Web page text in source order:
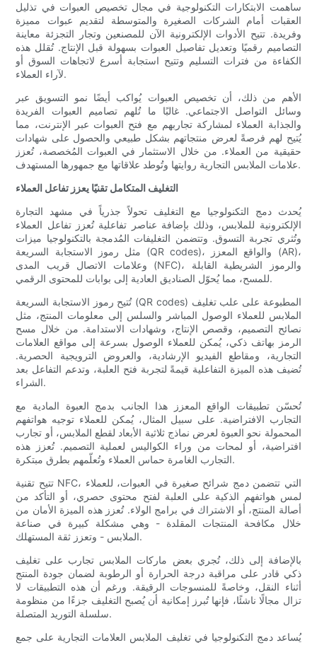
ساهمت الابتكارات التكنولوجية في مجال تخصيص العبوات في تذليل
العقبات أمام الشركات الصغيرة والمتوسطة لتقديم عبوات مميزة
وفريدة. تتيح الأدوات الإلكترونية الآن للمصنعين وتجار التجزئة معاينة
التصاميم رقميًا وتعديل تفاصيل العبوات بسهولة قبل الإنتاج. تُقلل هذه
الكفاءة من فترات التسليم وتتيح استجابة أسرع لاتجاهات السوق أو
لآراء العملاء.
الأهم من ذلك، أن تخصيص العبوات يُواكب أيضًا نمو التسويق عبر
وسائل التواصل الاجتماعي. غالبًا ما تُلهم تصاميم العبوات الفريدة
والجذابة العملاء لمشاركة تجاربهم مع فتح العبوات عبر الإنترنت، مما
يُتيح لهم فرصةً لعرض منتجاتهم بشكل طبيعي والحصول على شهادات
حقيقية من العملاء. من خلال الاستثمار في العبوات المُخصصة، تُعزز
علامات الملابس التجارية روايتها وتُوطد علاقاتها مع جمهورها المستهدف.
التغليف المتكامل تقنيًا يعزز تفاعل العملاء
يُحدث دمج التكنولوجيا مع التغليف تحولاً جذرياً في مشهد التجارة
الإلكترونية للملابس، وذلك بإضافة عناصر تفاعلية تُعزز تفاعل العملاء
وتُثري تجربة التسوق. وتتضمن التغليفات المُدمجة بالتكنولوجيا ميزات
مثل رموز الاستجابة السريعة (QR codes)، والواقع المعزز (AR)،
وعلامات الاتصال قريب المدى (NFC)، والرموز الشريطية القابلة
للمسح، مما يُحوّل الصناديق العادية إلى بوابات للمحتوى الرقمي.
تُتيح رموز الاستجابة السريعة (QR codes) المطبوعة على علب تغليف
الملابس للعملاء الوصول المباشر والسلس إلى معلومات المنتج، مثل
نصائح التصميم، وقصص الإنتاج، وشهادات الاستدامة. من خلال مسح
الرمز بهاتف ذكي، يُمكن للعملاء الوصول بسرعة إلى مواقع العلامات
التجارية، ومقاطع الفيديو الإرشادية، والعروض الترويجية الحصرية.
تُضيف هذه الميزة التفاعلية قيمةً لتجربة فتح العلبة، وتدعم التفاعل بعد
الشراء.
تُحسّن تطبيقات الواقع المعزز هذا الجانب بدمج العبوة المادية مع
التجارب الافتراضية. على سبيل المثال، يُمكن للعملاء توجيه هواتفهم
المحمولة نحو العبوة لعرض نماذج ثلاثية الأبعاد لقطع الملابس، أو تجارب
افتراضية، أو لمحات من وراء الكواليس لعملية التصميم. تُعزز هذه
التجارب الغامرة حماس العملاء وتُعلّمهم بطرق مبتكرة.
تتيح تقنية NFC، التي تتضمن دمج شرائح صغيرة في العبوات، للعملاء
لمس هواتفهم الذكية على العلبة لفتح محتوى حصري، أو التأكد من
أصالة المنتج، أو الاشتراك في برامج الولاء. تُعزز هذه الميزة الأمان من
خلال مكافحة المنتجات المقلدة - وهي مشكلة كبيرة في صناعة
الملابس - وتعزز ثقة المستهلك.
بالإضافة إلى ذلك، تُجري بعض ماركات الملابس تجارب على تغليف
ذكي قادر على مراقبة درجة الحرارة أو الرطوبة لضمان جودة المنتج
أثناء النقل، وخاصةً للمنسوجات الرقيقة. ورغم أن هذه التطبيقات لا
تزال مجالًا ناشئًا، فإنها تُبرز إمكانية أن يُصبح التغليف جزءًا من منظومة
سلسلة التوريد المتصلة.
يُساعد دمج التكنولوجيا في تغليف الملابس العلامات التجارية على جمع